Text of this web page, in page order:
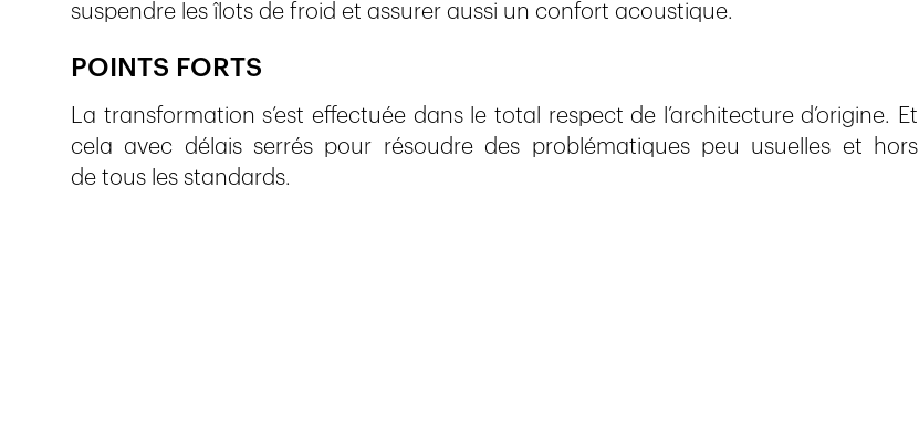
suspendre les îlots de froid et assurer aussi un confort acoustique.
POINTS FORTS
La transformation s’est effectuée dans le total respect de l’architecture d’origine. Et
cela avec délais serrés pour résoudre des problématiques peu usuelles et hors
de tous les standards.